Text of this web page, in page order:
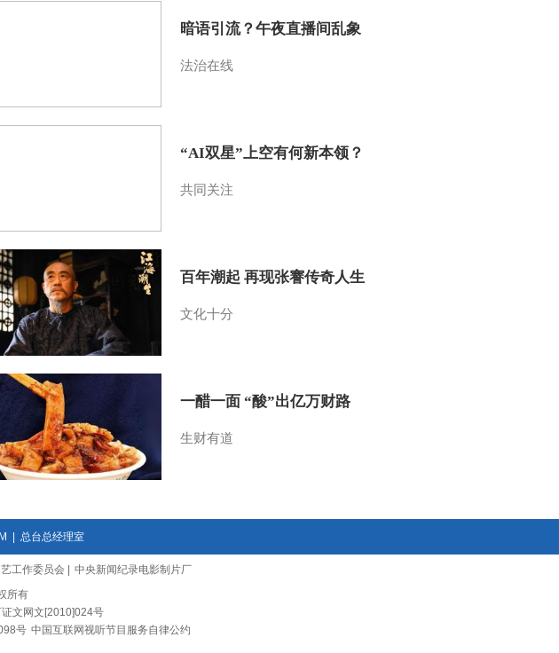
暗语引流？午夜直播间乱象
法治在线
“AI双星”上空有何新本领？
共同关注
百年潮起 再现张謇传奇人生
文化十分
一醋一面 “酸”出亿万财路
生财有道
总台总经理室
工作委员会
中央新闻纪录电影制片厂
所有
文网文[2010]024号
号 中国互联网视听节目服务自律公约